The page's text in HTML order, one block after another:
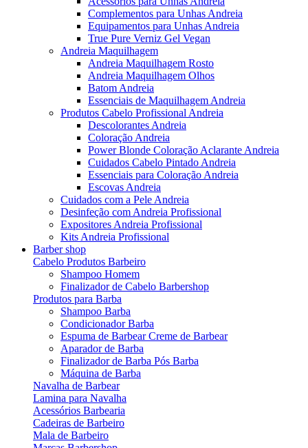
Complementos para Unhas Andreia
Equipamentos para Unhas Andreia
True Pure Verniz Gel Vegan
Andreia Maquilhagem
Andreia Maquilhagem Rosto
Andreia Maquilhagem Olhos
Batom Andreia
Essenciais de Maquilhagem Andreia
Produtos Cabelo Profissional Andreia
Descolorantes Andreia
Coloração Andreia
Power Blonde Coloração Aclarante Andreia
Cuidados Cabelo Pintado Andreia
Essenciais para Coloração Andreia
Escovas Andreia
Cuidados com a Pele Andreia
Desinfeção com Andreia Profissional
Expositores Andreia Profissional
Kits Andreia Profissional
Barber shop
Cabelo Produtos Barbeiro
Shampoo Homem
Finalizador de Cabelo Barbershop
Produtos para Barba
Shampoo Barba
Condicionador Barba
Espuma de Barbear Creme de Barbear
Aparador de Barba
Finalizador de Barba Pós Barba
Máquina de Barba
Navalha de Barbear
Lamina para Navalha
Acessórios Barbearia
Cadeiras de Barbeiro
Mala de Barbeiro